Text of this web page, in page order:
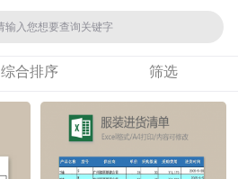
综合排序 筛选